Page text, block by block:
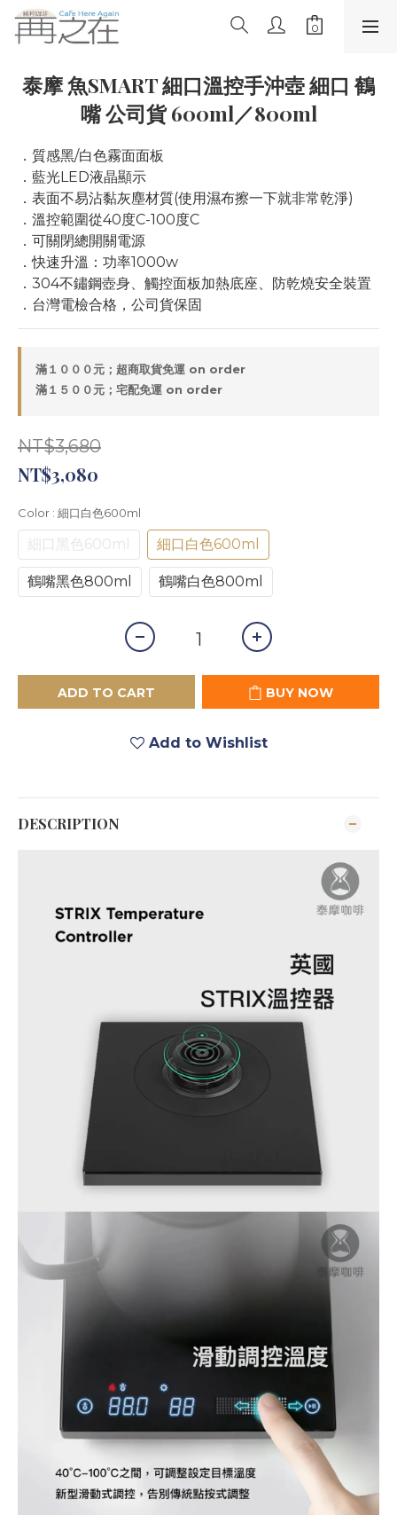
泰摩 魚SMART 細口溫控手沖壺 細口 鶴
嘴 公司貨 600ml／800ml
．質感黑/白色霧面面板
．藍光LED液晶顯示
．表面不易沾黏灰塵材質(使用濕布擦一下就非常乾淨)
．溫控範圍從40度C-100度C
．可關閉總開關電源
．快速升溫：功率1000w
．304不鏽鋼壺身、觸控面板加熱底座、防乾燒安全裝置
．台灣電檢合格，公司貨保固
滿１０００元；超商取貨免運 on order
滿１５００元；宅配免運 on order
NT$3,680
NT$3,080
Color : 細口白色600ml
細口黑色600ml 細口白色600ml
鶴嘴黑色800ml 鶴嘴白色800ml
ADD TO CART BUY NOW
Add to Wishlist
DESCRIPTION